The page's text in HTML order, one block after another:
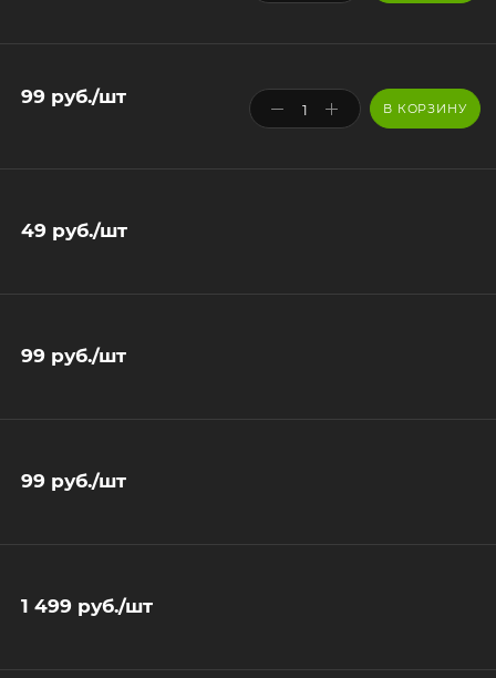
99 руб./шт
В КОРЗИНУ
49 руб./шт
99 руб./шт
99 руб./шт
1 499 руб./шт